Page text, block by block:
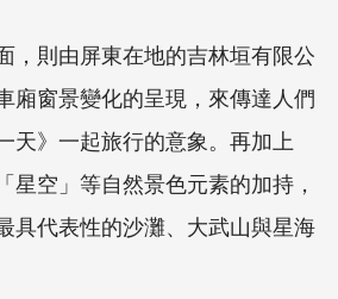
，則由屏東在地的吉林垣有限公
廂窗景變化的呈現，來傳達人們
天》一起旅行的意象。再加上
星空」等自然景色元素的加持，
具代表性的沙灘、大武山與星海